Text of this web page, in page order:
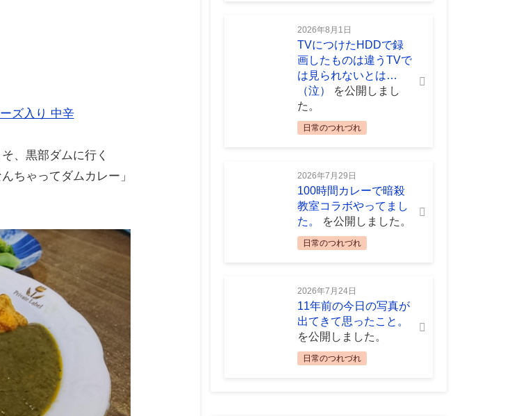
ズ入り 中辛
、黒部ダムに行く
ちゃってダムカレー」
2026年8月1日
TVにつけたHDDで録
画したものは違うTVで
は見られないとは…
（泣）
を公開しまし
た。
日常のつれづれ
2026年7月29日
100時間カレーで暗殺
教室コラボやってまし
た。
を公開しました。
日常のつれづれ
2026年7月24日
11年前の今日の写真が
出てきて思ったこと。
を公開しました。
日常のつれづれ